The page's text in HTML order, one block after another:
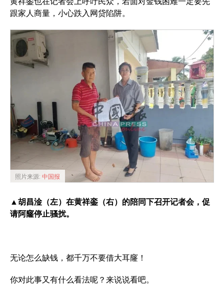
跟家人商量，小心跌入网贷陷阱。
照片来源: 中国报
▲胡昌淦（左）在黄祥銮（右）的陪同下召开记者会，促
请阿窿停止骚扰。
无论怎么缺钱，都千万不要借大耳窿！
你对此事又有什么看法呢？来说说看吧。